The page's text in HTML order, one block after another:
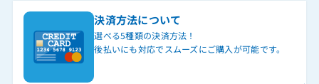
決済方法について
選べる5種類の決済方法！
後払いにも対応でスムーズにご購入が可能です。